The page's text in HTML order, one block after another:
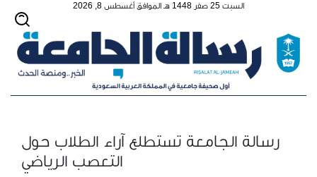
السبت 25 صفر 1448 هـ الموافق أغسطس 8, 2026
رسالة الجامعة تستطلع آراء الطلاب حول
التعصب الرياضي